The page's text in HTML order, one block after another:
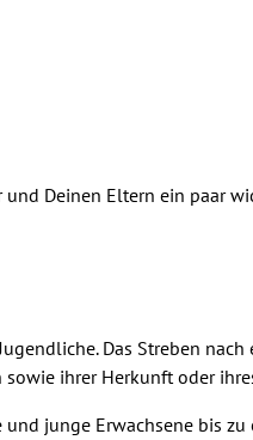
Deinen Eltern ein paar
Das Streben
ihrer Herkunft oder
junge Erwachsene bis